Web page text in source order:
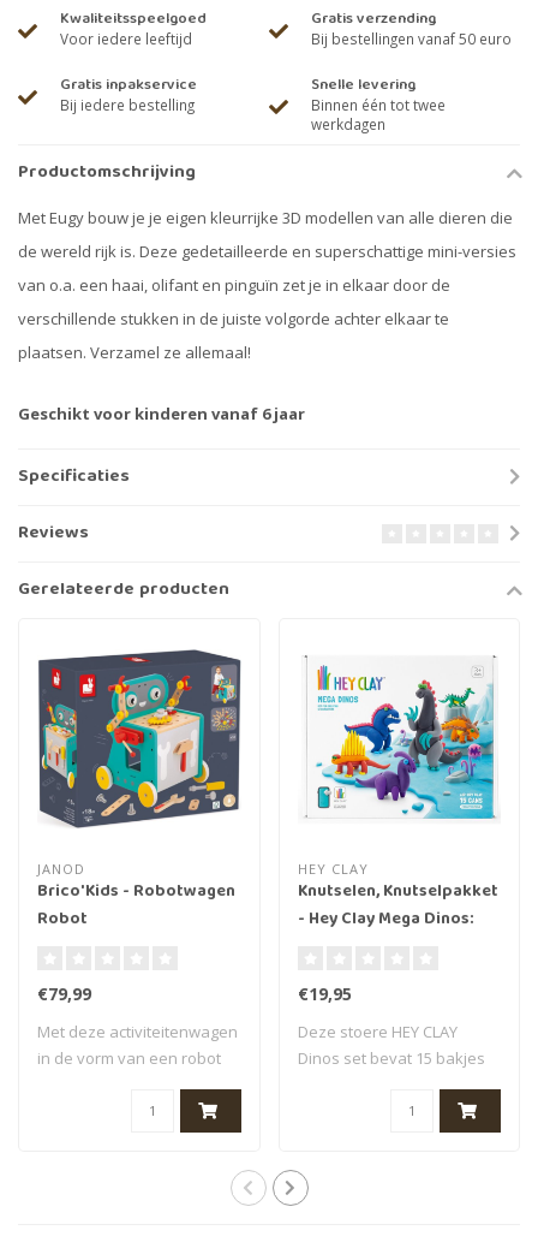
Kwaliteitsspeelgoed
Voor iedere leeftijd
Gratis verzending
Bij bestellingen vanaf 50 euro
Gratis inpakservice
Bij iedere bestelling
Snelle levering
Binnen één tot twee
werkdagen
Productomschrijving
Met Eugy bouw je je eigen kleurrijke 3D modellen van alle dieren die
de wereld rijk is. Deze gedetailleerde en superschattige mini-versies
van o.a. een haai, olifant en pinguïn zet je in elkaar door de
verschillende stukken in de juiste volgorde achter elkaar te
plaatsen. Verzamel ze allemaal!
Geschikt voor kinderen vanaf 6 jaar
Specificaties
Reviews
Gerelateerde producten
JANOD
Brico'Kids - Robotwagen
Robot
€79,99
Met deze activiteitenwagen
in de vorm van een robot
HEY CLAY
Knutselen, Knutselpakket
- Hey Clay Mega Dinos:
Lagosuchus,
Parasaurolophus,
ankylosaurus
€19,95
Deze stoere HEY CLAY
Dinos set bevat 15 bakjes